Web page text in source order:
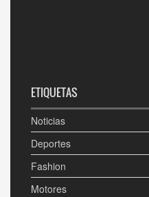
ETIQUETAS
Noticias
Deportes
Fashion
Motores